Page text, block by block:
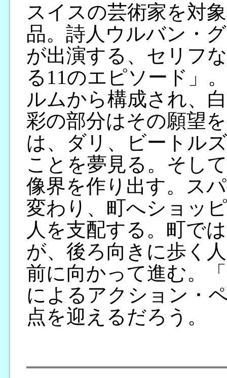
スイスの芸術家を対
品。詩人ウルバン・
が出演する、セリフ
る11のエピソード」
ルムから構成され、
彩の部分はその願望
は、ダリ、ビートル
ことを夢見る。そし
像界を作り出す。ス
変わり、町へショッ
人を支配する。町で
が、後ろ向きに歩く
前に向かって進む。
によるアクション・
点を迎えるだろう。